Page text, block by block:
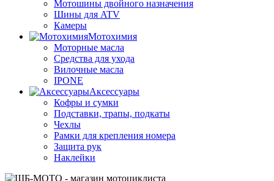
Мотошины двойного назначения
Шины для ATV
Камеры
Мотохимия
Моторные масла
Средства для ухода
Вилочные масла
IPONE
Аксессуары
Кофры и сумки
Подставки, трапы, подкаты
Чехлы
Рамки для крепления номера
Защита рук
Наклейки